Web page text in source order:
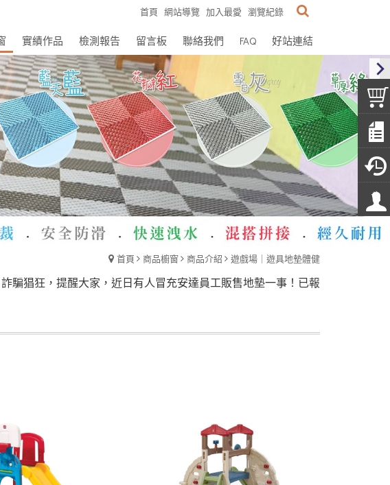
首頁 網站導覽 加入最愛 瀏覽紀錄
實績作品 檢測報告 留言板 聯絡我們 FAQ 好站連結
首頁 商品櫥窗 商品介紹 遊戲場｜遊具地墊體健
狂，提醒大家，近日有人冒充安達員工販售地墊一事！已報警備案！安達居家